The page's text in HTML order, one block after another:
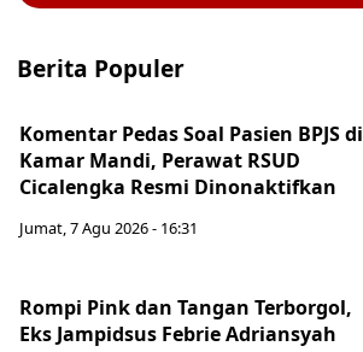
Berita Populer
Komentar Pedas Soal Pasien BPJS di
Kamar Mandi, Perawat RSUD
Cicalengka Resmi Dinonaktifkan
Jumat, 7 Agu 2026 - 16:31
Rompi Pink dan Tangan Terborgol,
Eks Jampidsus Febrie Adriansyah